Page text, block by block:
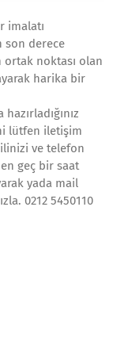
imalatı
son derece
ortak noktası olan
harika bir
lütfen iletişim
ve telefon
en geç bir saat
yada mail
0212 5450110